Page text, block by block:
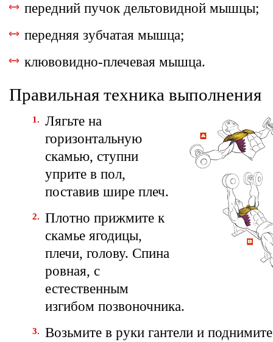
передний пучок дельтовидной мышцы;
передняя зубчатая мышца;
клювовидно-плечевая мышца.
Правильная техника выполнения
Лягьте на
горизонтальную
скамью, ступни
уприте в пол,
поставив шире плеч.
Плотно прижмите к
скамье ягодицы,
плечи, голову. Спина
ровная, с
естественным
изгибом позвоночника.
Возьмите в руки гантели и